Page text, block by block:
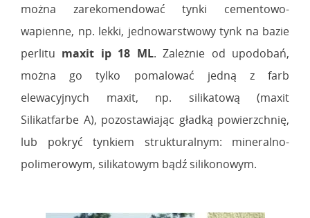
można zarekomendować tynki cementowo-
wapienne, np. lekki, jednowarstwowy tynk na bazie
perlitu maxit ip 18 ML. Zależnie od upodobań,
można go tylko pomalować jedną z farb
elewacyjnych maxit, np. silikatową (maxit
Silikatfarbe A), pozostawiając gładką powierzchnię,
lub pokryć tynkiem strukturalnym: mineralno-
polimerowym, silikatowym bądź silikonowym.